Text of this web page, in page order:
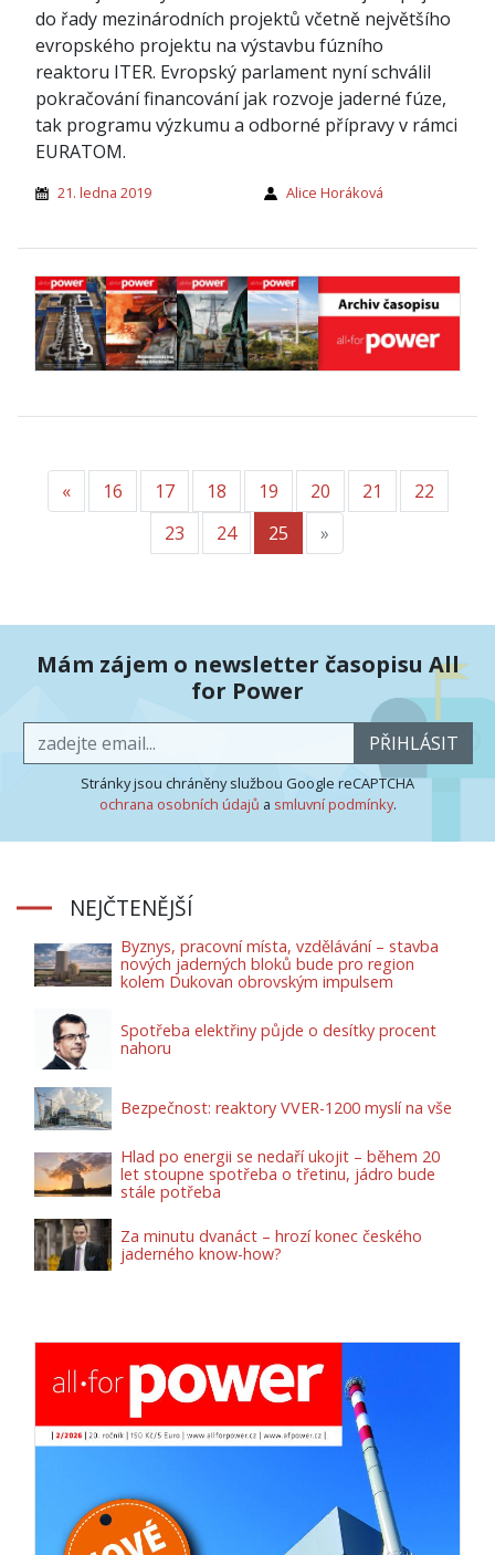
do řady mezinárodních projektů včetně největšího
evropského projektu na výstavbu fúzního
reaktoru ITER. Evropský parlament nyní schválil
pokračování financování jak rozvoje jaderné fúze,
tak programu výzkumu a odborné přípravy v rámci
EURATOM.
21. ledna 2019 Alice Horáková
«Předchozí
16 17 18 19 20 21
22
23
24 25 »
Mám zájem o newsletter časopisu All
for Power
PŘIHLÁSIT
Stránky jsou chráněny službou Google reCAPTCHA
ochrana osobních údajů a smluvní podmínky.
NEJČTENĚJŠÍ
Byznys, pracovní místa, vzdělávání – stavba
nových jaderných bloků bude pro region
kolem Dukovan obrovským impulsem
Spotřeba elektřiny půjde o desítky procent
nahoru
Bezpečnost: reaktory VVER-1200 myslí na vše
Hlad po energii se nedaří ukojit – během 20
let stoupne spotřeba o třetinu, jádro bude
stále potřeba
Za minutu dvanáct – hrozí konec českého
jaderného know-how?